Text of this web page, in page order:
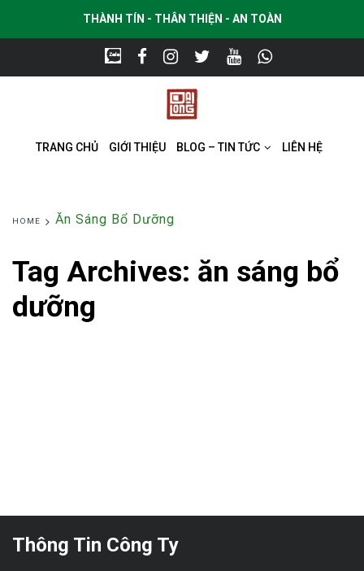
THÀNH TÍN - THÂN THIỆN - AN TOÀN
TRANG CHỦ GIỚI THIỆU BLOG – TIN TỨC LIÊN HỆ
HOME Ăn Sáng Bổ Dưỡng
Tag Archives: ăn sáng bổ
dưỡng
Thông Tin Công Ty